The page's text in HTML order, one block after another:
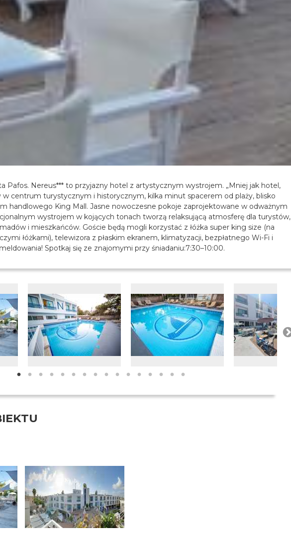
Pafos. Nereus*** to przyjazny hotel z artystycznym wystrojem. „Mniej jak hotel,
w centrum turystycznym i historycznym, kilka minut spacerem od plaży, blisko
handlowego King Mall. Jasne nowoczesne pokoje zaprojektowane w odważnym
wystrojem w kojących tonach tworzą relaksującą atmosferę dla turystów,
i mieszkańców. Goście będą mogli korzystać z łóżka super king size (na
łóżkami), telewizora z płaskim ekranem, klimatyzacji, bezpłatnego Wi-Fi i
Spotkaj się ze znajomymi przy śniadaniu:7:30–10:00.